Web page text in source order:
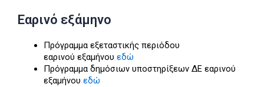
Εαρινό εξάμηνο
Πρόγραμμα εξεταστικής περιόδου
εαρινού εξαμήνου εδώ
Πρόγραμμα δημόσιων υποστηρίξεων ΔΕ εαρινού
εξαμήνου εδώ